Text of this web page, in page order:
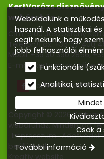
KertVarázs
webáruház
Cím: 5100 Jászberény
Telefon/Fax: +36 57 400
Mobil:+36 30 390 2856,
E-mail:
Kertvarázs
kerti tó,
Copyright © 2026
webáruház. Minden jog
Impresszum
beállítások
Kreatív website
Weboldalunk a
használ. A statisztikai
segít nekünk, hogy
jobb felhasználói
Funkcionális
Analitikai,
Csak a
További információ